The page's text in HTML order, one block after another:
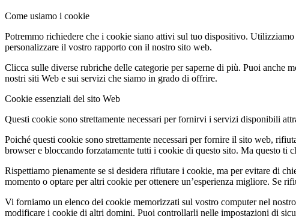
Come usiamo i cookie
Potremmo richiedere che i cookie siano attivi sul tuo dispositivo.
personalizzare il vostro rapporto con il nostro sito web.
Clicca sulle diverse rubriche delle categorie per saperne di più. Puoi anche
nostri siti Web e sui servizi che siamo in grado di offrire.
Cookie essenziali del sito Web
Questi cookie sono strettamente necessari per fornirvi i servizi disponibili
Poiché questi cookie sono strettamente necessari per fornire il sito web,
browser e bloccando forzatamente tutti i cookie di questo sito. Ma questo ti
Rispettiamo pienamente se si desidera rifiutare i cookie, ma per evitare di
momento o optare per altri cookie per ottenere un’esperienza migliore. Se
Vi forniamo un elenco dei cookie memorizzati sul vostro computer nel
modificare i cookie di altri domini. Puoi controllarli nelle impostazioni di